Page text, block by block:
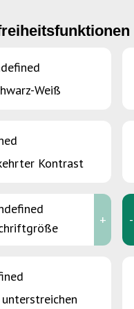
Weiß
Kontrast
+ -
unterstreichen